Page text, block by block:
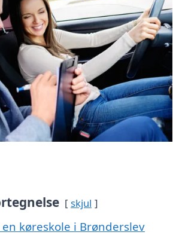
skjul
køreskole i Brønderslev